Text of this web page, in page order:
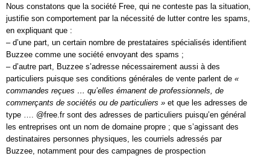
Nous constatons que la société Free, qui ne conteste pas la situation,
justifie son comportement par la nécessité de lutter contre les spams,
en expliquant que :
– d’une part, un certain nombre de prestataires spécialisés identifient
Buzzee comme une société envoyant des spams ;
– d’autre part, Buzzee s’adresse nécessairement aussi à des
particuliers puisque ses conditions générales de vente parlent de «
commandes reçues … qu’elles émanent de professionnels, de
commerçants de sociétés ou de particuliers » et que les adresses de
type …. @free.fr sont des adresses de particuliers puisqu’en général
les entreprises ont un nom de domaine propre ; que s’agissant des
destinataires personnes physiques, les courriels adressés par
Buzzee, notamment pour des campagnes de prospection